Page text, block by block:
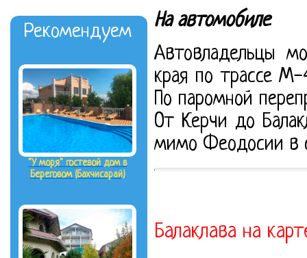
Рекомендуем
"У моря" гостевой дом в
Береговом (Бахчисарай)
На автомобиле
Автовладельцы
края по трассе М-
По паромной
От Керчи до
мимо Феодосии в
Балаклава на